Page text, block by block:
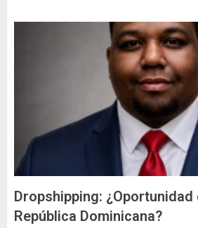
Dropshipping: ¿Oportunidad
República Dominicana?